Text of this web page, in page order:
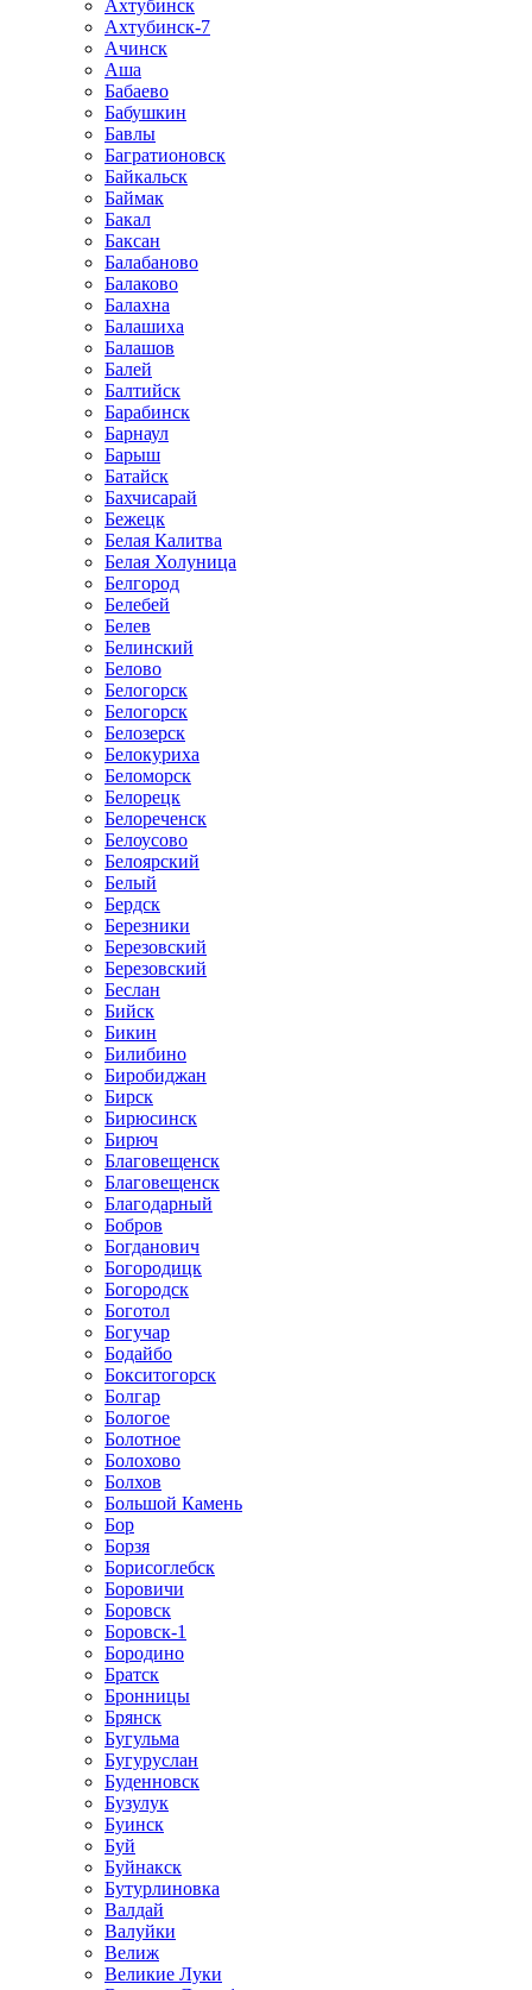
Ахтубинск
Ахтубинск-7
Ачинск
Аша
Бабаево
Бабушкин
Бавлы
Багратионовск
Байкальск
Баймак
Бакал
Баксан
Балабаново
Балаково
Балахна
Балашиха
Балашов
Балей
Балтийск
Барабинск
Барнаул
Барыш
Батайск
Бахчисарай
Бежецк
Белая Калитва
Белая Холуница
Белгород
Белебей
Белев
Белинский
Белово
Белогорск
Белогорск
Белозерск
Белокуриха
Беломорск
Белорецк
Белореченск
Белоусово
Белоярский
Белый
Бердск
Березники
Березовский
Березовский
Беслан
Бийск
Бикин
Билибино
Биробиджан
Бирск
Бирюсинск
Бирюч
Благовещенск
Благовещенск
Благодарный
Бобров
Богданович
Богородицк
Богородск
Боготол
Богучар
Бодайбо
Бокситогорск
Болгар
Бологое
Болотное
Болохово
Болхов
Большой Камень
Бор
Борзя
Борисоглебск
Боровичи
Боровск
Боровск-1
Бородино
Братск
Бронницы
Брянск
Бугульма
Бугуруслан
Буденновск
Бузулук
Буинск
Буй
Буйнакск
Бутурлиновка
Валдай
Валуйки
Велиж
Великие Луки